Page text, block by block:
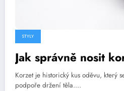
STYLY
Jak správně nosit
Korzet je historický kus oděvu, který
podpoře držení těla.…